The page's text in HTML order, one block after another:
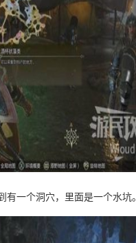
有一个洞穴，里面是一个水坑。